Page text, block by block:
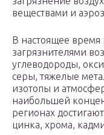
веществами и
В настоящее
загрязнителями
углеводороды,
серы, тяжелые
изотопы и
наибольшей
регионах
цинка, хрома,